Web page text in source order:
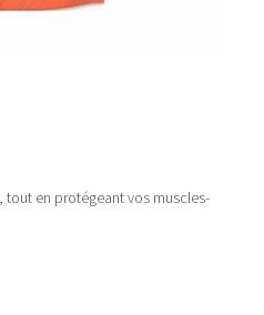
en protégeant vos muscles-